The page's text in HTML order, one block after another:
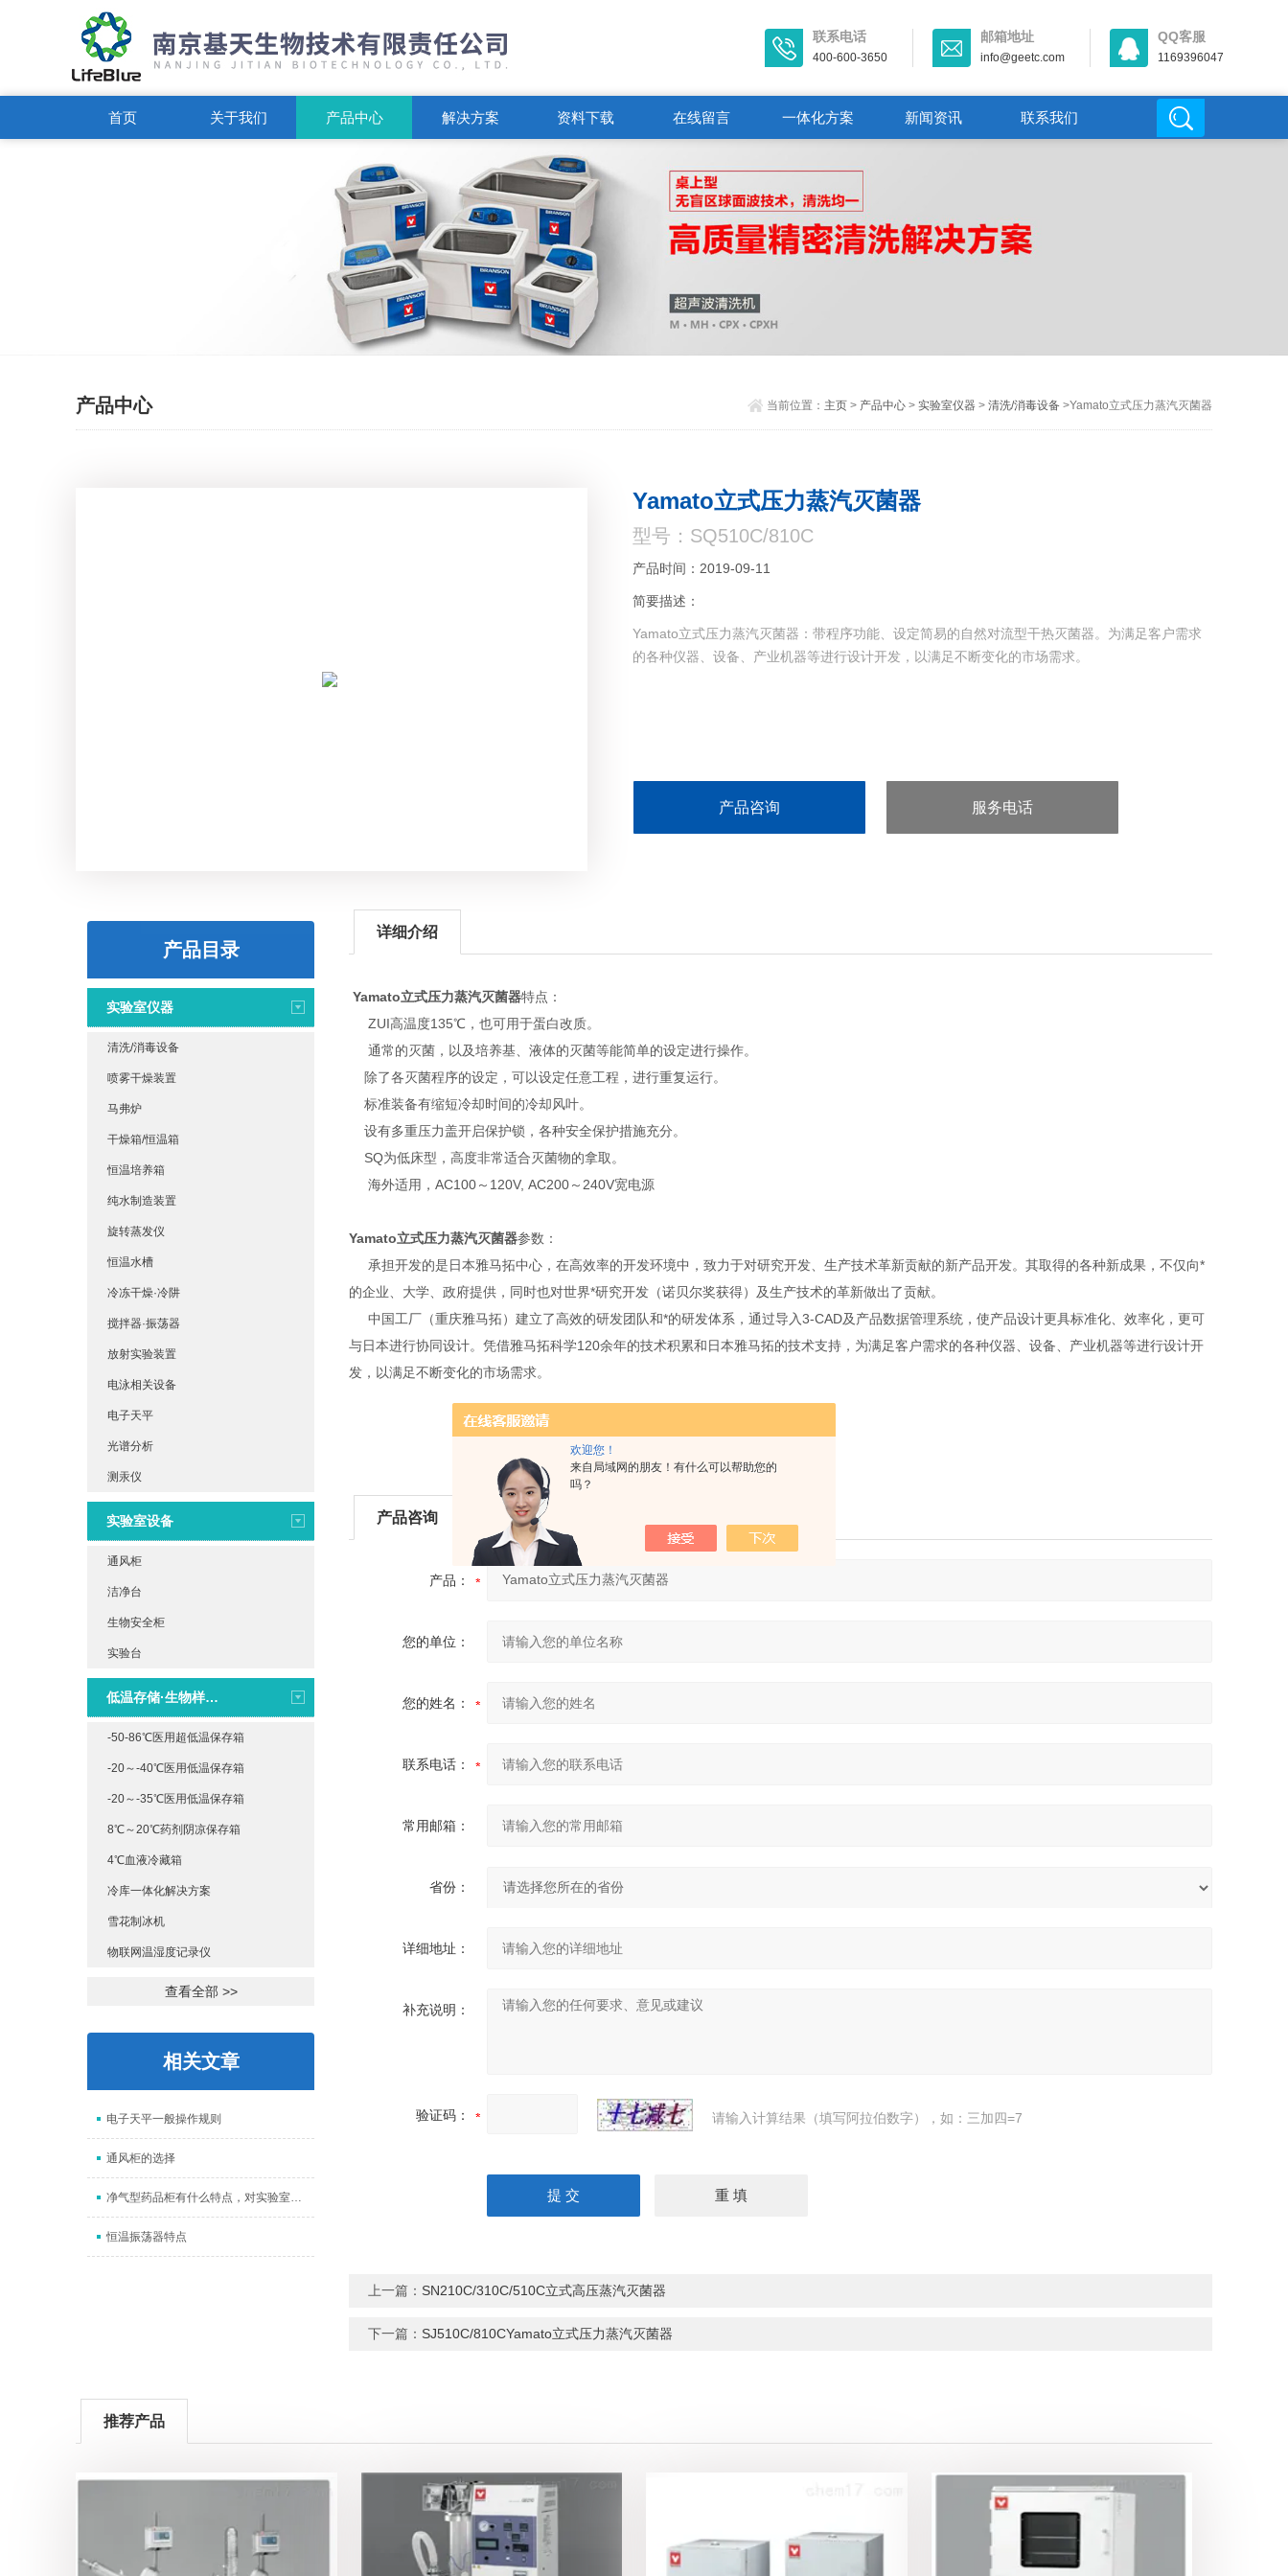
欢迎您！
来自局域网的朋友！有什么可以帮助您的
吗？
联系电话
400-600-3650
邮箱地址
info@geetc.com
QQ客服
1169396047
首页 关于我们 产品中心 解决方案 资料下载 在线留言 一体化方案 新闻资讯 联系我们
产品中心 当前位置： 主页> 产品中心> 实验室仪器 > 清洗/消毒设备>Yamato立式压力蒸汽灭菌器
Yamato立式压力蒸汽灭菌器
型号：SQ510C/810C
产品时间：2019-09-11
简要描述：
Yamato立式压力蒸汽灭菌器：带程序功能、设定简易的自然对流型干热灭菌器。为满足客户需求
的各种仪器、设备、产业机器等进行设计开发，以满足不断变化的市场需求。
产品咨询 服务电话
产品目录
实验室仪器
清洗/消毒设备
喷雾干燥装置
马弗炉
干燥箱/恒温箱
恒温培养箱
纯水制造装置
旋转蒸发仪
恒温水槽
冷冻干燥·冷阱
搅拌器·振荡器
放射实验装置
电泳相关设备
电子天平
光谱分析
测汞仪
实验室设备
通风柜
洁净台
生物安全柜
实验台
低温存储·生物样本库
-50-86℃医用超低温保存箱
-20～-40℃医用低温保存箱
-20～-35℃医用低温保存箱
8℃～20℃药剂阴凉保存箱
4℃血液冷藏箱
冷库一体化解决方案
雪花制冰机
物联网温湿度记录仪
查看全部 >>
相关文章
电子天平一般操作规则
通风柜的选择
净气型药品柜有什么特点，对实验室有什么作用。
恒温振荡器特点
详细介绍
Yamato立式压力蒸汽灭菌器特点：
ZUI高温度135℃，也可用于蛋白改质。
通常的灭菌，以及培养基、液体的灭菌等能简单的设定进行操作。
除了各灭菌程序的设定，可以设定任意工程，进行重复运行。
标准装备有缩短冷却时间的冷却风叶。
设有多重压力盖开启保护锁，各种安全保护措施充分。
SQ为低床型，高度非常适合灭菌物的拿取。
海外适用，AC100～120V, AC200～240V宽电源
Yamato立式压力蒸汽灭菌器参数：
承担开发的是日本雅马拓中心，在高效率的开发环境中，致力于对研究开发、生产技术革新贡献的新产品开发。其取得的各种新成果，不仅向*
的企业、大学、政府提供，同时也对世界*研究开发（诺贝尔奖获得）及生产技术的革新做出了贡献。
中国工厂（重庆雅马拓）建立了高效的研发团队和*的研发体系，通过导入3-CAD及产品数据管理系统，使产品设计更具标准化、效率化，更可
与日本进行协同设计。凭借雅马拓科学120余年的技术积累和日本雅马拓的技术支持，为满足客户需求的各种仪器、设备、产业机器等进行设计开
发，以满足不断变化的市场需求。
产品咨询
产品：
您的单位：
您的姓名：
联系电话：
常用邮箱：
省份：
详细地址：
补充说明：
验证码： 请输入计算结果（填写阿拉伯数字），如：三加四=7
上一篇： SN210C/310C/510C立式高压蒸汽灭菌器
下一篇： SJ510C/810CYamato立式压力蒸汽灭菌器
推荐产品